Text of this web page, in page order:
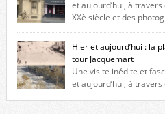
et aujourd’hui, à
XXè siècle et des
exactement dans le même cadre ! A
l’avenue Victor Hugo (à côté
Jules Pinet est inscrite dans le […]
Hier et aujourd’hui : la
tour Jacquemart
Une visite inédite et
et aujourd’hui, à